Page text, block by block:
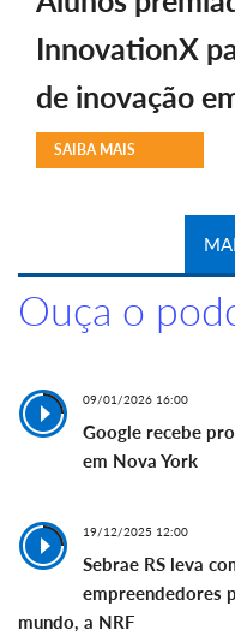
InnovationX
de inovação
SAIBA MAIS
Ouça o
09/01/2026 16:00
Google recebe
em Nova York
19/12/2025 12:00
Sebrae RS leva
empreendedores
mundo, a NRF